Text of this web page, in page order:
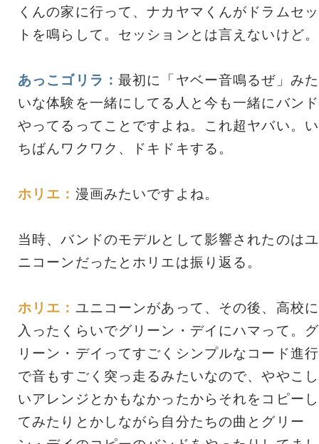
くんの家に行って、ナカヤマくんがドラムセッ
トを鳴らして。セッションとは言えないけど。
あっこゴリラ： 最初に「ヤベー音鳴るぜ」みた
いな体験を一緒にしてる人と今も一緒にバンド
やってるってことですよね。これ超ヤバい。い
ちばんワクワク、ドキドキする。
ホリエ： 漫画みたいですよね。
当時、バンドのモデルとして影響されたのはユ
ニコーンだったとホリエは振り返る。
ホリエ： ユニコーンがあって、その後、高校に
入ったくらいでグリーン・デイにハマって。グ
リーン・デイってすごくシンプルなコード進行
で音もすごく突っ走るみたいなので、ややこし
いアレンジとかもなかったからそれをコピーし
てみたりとかしながら自分たちの曲とグリー